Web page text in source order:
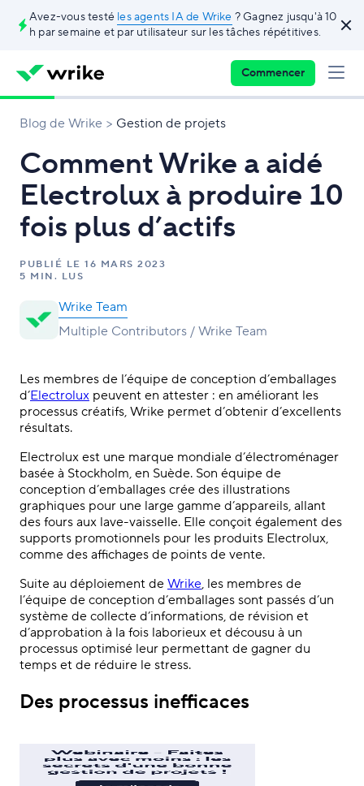
Avez-vous testé les agents IA de Wrike ? Gagnez jusqu'à 10
h par semaine et par utilisateur sur les tâches répétitives.
Commencer
Blog de Wrike Gestion de projets
Comment Wrike a aidé
Electrolux à produire 10
fois plus d’actifs
PUBLIÉ LE 16 MARS 2023
5 MIN. LUS
Wrike Team
Multiple Contributors / Wrike Team
Les membres de l’équipe de conception d’emballages
d’Electrolux peuvent en attester : en améliorant les
processus créatifs, Wrike permet d’obtenir d’excellents
résultats.
Electrolux est une marque mondiale d’électroménager
basée à Stockholm, en Suède. Son équipe de
conception d’emballages crée des illustrations
graphiques pour une large gamme d’appareils, allant
des fours aux lave-vaisselle. Elle conçoit également des
supports promotionnels pour les produits Electrolux,
comme des affichages de points de vente.
Suite au déploiement de Wrike, les membres de
l’équipe de conception d’emballages sont passés d’un
système de collecte d’informations, de révision et
d’approbation à la fois laborieux et décousu à un
processus optimisé leur permettant de gagner du
temps et de réduire le stress.
Des processus inefficaces